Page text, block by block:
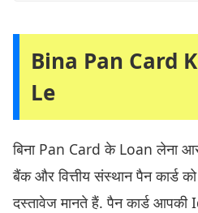
Bina Pan Card
Le
बिना Pan Card के Loan लेना
बैंक और वित्तीय संस्थान पैन कार्ड
दस्तावेज मानते हैं. पैन कार्ड